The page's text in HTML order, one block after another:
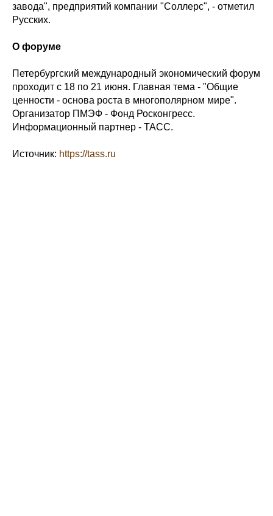
завода", предприятий компании "Соллерс", - отметил
Русских.
О форуме
Петербургский международный экономический форум
проходит с 18 по 21 июня. Главная тема - "Общие
ценности - основа роста в многополярном мире".
Организатор ПМЭФ - Фонд Росконгресс.
Информационный партнер - ТАСС.
Источник: https://tass.ru